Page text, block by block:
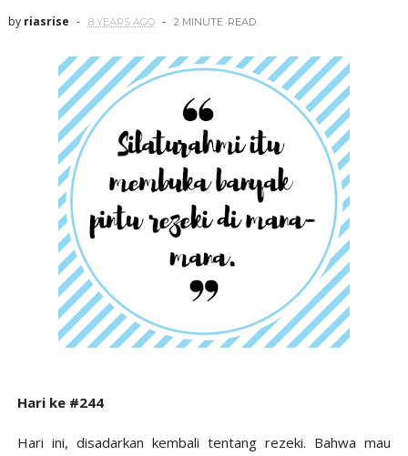
by riasrise 8 YEARS AGO 2 MINUTE READ
Hari ke #244
Hari ini, disadarkan kembali tentang rezeki. Bahwa mau